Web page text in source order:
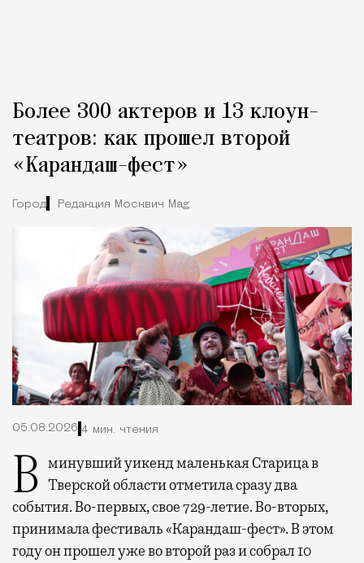
Более 300 актеров и 13 клоун-
театров: как прошел второй
«Карандаш-фест»
Город Редакция Москвич Mag
05.08.2026 4 мин. чтения
В минувший уикенд маленькая Старица в Тверской области отметила сразу два
события. Во-первых, свое 729-летие. Во-вторых,
принимала фестиваль «Карандаш-фест». В этом
году он прошел уже во второй раз и собрал 10